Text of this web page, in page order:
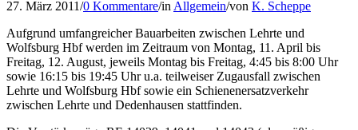
27. März 2011/0 Kommentare/in Allgemein/von K. Scheppe
Aufgrund umfangreicher Bauarbeiten zwischen Lehrte und
Wolfsburg Hbf werden im Zeitraum von Montag, 11. April bis
Freitag, 12. August, jeweils Montag bis Freitag, 4:45 bis 8:00 Uhr
sowie 16:15 bis 19:45 Uhr u.a. teilweiser Zugausfall zwischen
Lehrte und Wolfsburg Hbf sowie ein Schienenersatzverkehr
zwischen Lehrte und Dedenhausen stattfinden.